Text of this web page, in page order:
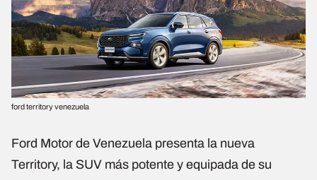
ford territory venezuela
Ford Motor de Venezuela presenta la nueva
Territory, la SUV más potente y equipada de su